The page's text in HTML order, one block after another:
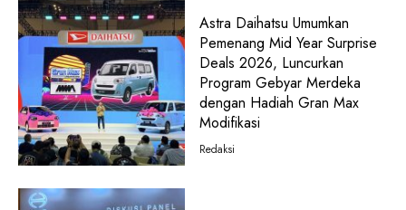
Astra Daihatsu Umumkan
Pemenang Mid Year Surprise
Deals 2026, Luncurkan
Program Gebyar Merdeka
dengan Hadiah Gran Max
Modifikasi
Redaksi